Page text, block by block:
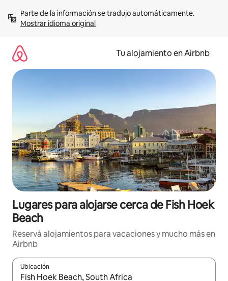
contenidoMostrar idioma original
Tu alojamiento en Airbnb
Lugares para alojarse cerca de Fish Hoek
Beach
Reservá alojamientos para vacaciones y mucho más en
Airbnb
Ubicación
Cuando los resultados estén disponibles, navegá con las